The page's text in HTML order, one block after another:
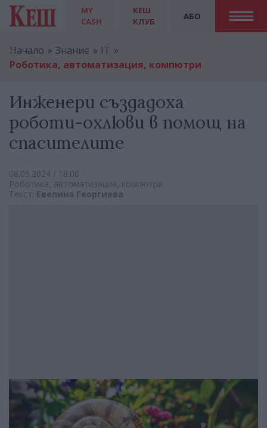
MY
CASH
АБО
КЕШ
КЛУБ
Начало Знание
IT
Роботика, автоматизация, компютри
Инженери създадоха
роботи-охлюви в помощ на
спасителите
08.05.2024 / 18:00
Роботика, автоматизация, компютри
Текст: Евелина Георгиева